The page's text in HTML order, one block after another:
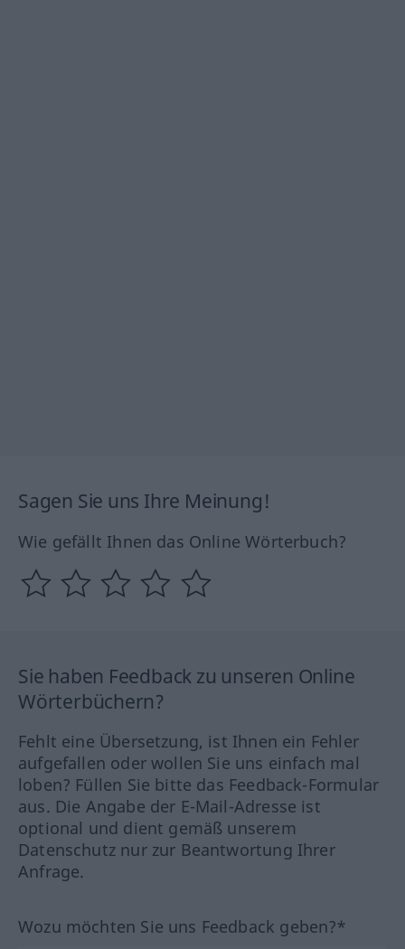
Sagen Sie uns Ihre Meinung!
Wie gefällt Ihnen das Online Wörterbuch?
Sie haben Feedback zu unseren Online
Wörterbüchern?
Fehlt eine Übersetzung, ist Ihnen ein Fehler
aufgefallen oder wollen Sie uns einfach mal
loben? Füllen Sie bitte das Feedback-Formular
aus. Die Angabe der E-Mail-Adresse ist
optional und dient gemäß unserem
Datenschutz nur zur Beantwortung Ihrer
Anfrage.
Wozu möchten Sie uns Feedback geben?*